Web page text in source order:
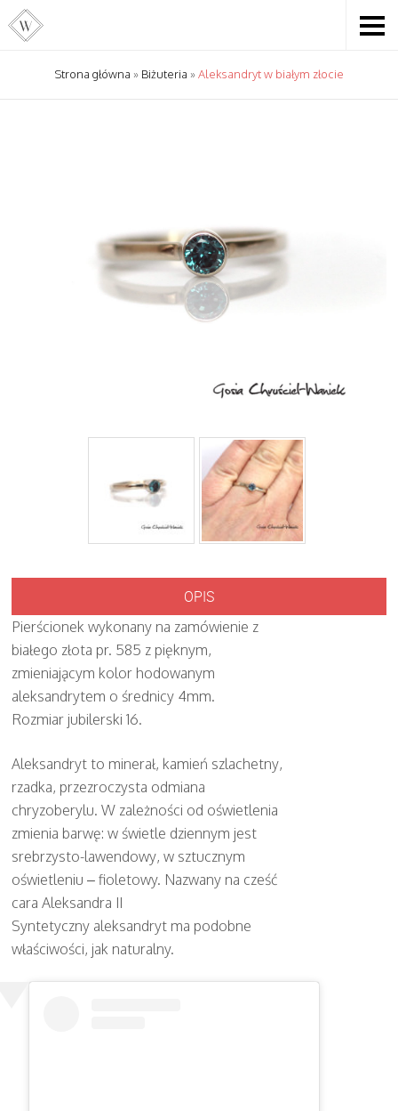
Strona główna » Biżuteria »Aleksandryt w białym złocie
OPIS
Pierścionek wykonany na zamówienie z
białego złota pr. 585 z pięknym,
zmieniającym kolor hodowanym
aleksandrytem o średnicy 4mm.
Rozmiar jubilerski 16.
Aleksandryt to minerał, kamień szlachetny,
rzadka, przezroczysta odmiana
chryzoberylu. W zależności od oświetlenia
zmienia barwę: w świetle dziennym jest
srebrzysto-lawendowy, w sztucznym
oświetleniu – fioletowy. Nazwany na cześć
cara Aleksandra II
Syntetyczny aleksandryt ma podobne
właściwości, jak naturalny.